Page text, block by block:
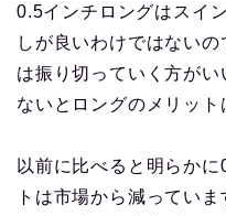
0.5インチロングはスイ
しが良いわけではない
は振り切っていく方が
ないとロングのメリット
以前に比べると明らか
トは市場から減ってい